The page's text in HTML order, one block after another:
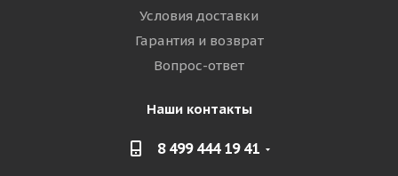
Условия доставки
Гарантия и возврат
Вопрос-ответ
Наши контакты
8 499 444 19 41